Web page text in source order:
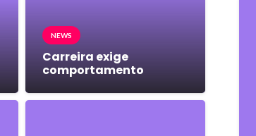
NEWS
Carreira exige
comportamento